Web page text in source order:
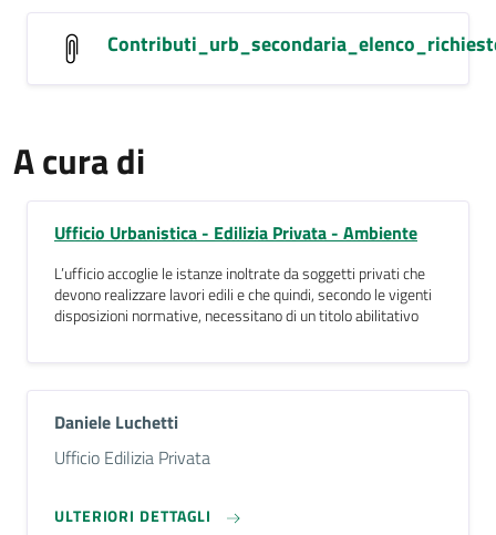
A cura di
Ufficio Urbanistica - Edilizia Privata - Ambiente
L’ufficio accoglie le istanze inoltrate da soggetti privati che
devono realizzare lavori edili e che quindi, secondo le vigenti
disposizioni normative, necessitano di un titolo abilitativo
Daniele Luchetti
Descrizione breve
Ufficio Edilizia Privata
ULTERIORI DETTAGLI